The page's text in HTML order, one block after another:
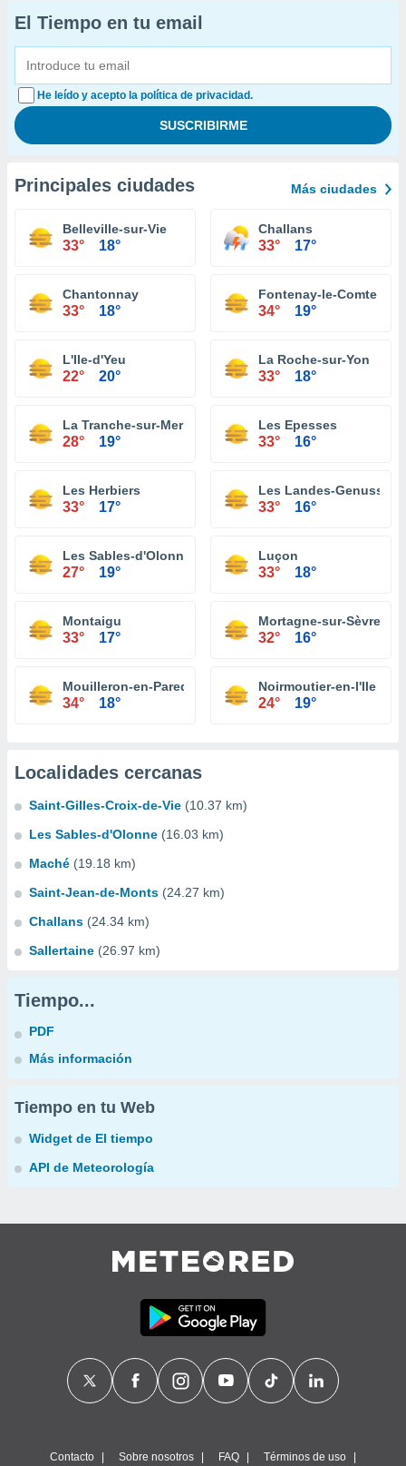
El Tiempo en tu email
He leído y acepto la política de privacidad.
Principales ciudades Más ciudades
Belleville-sur-Vie
33° 18°
Challans
33° 17°
Chantonnay
33° 18°
Fontenay-le-Comte
34° 19°
L'Ile-d'Yeu
22° 20°
La Roche-sur-Yon
33° 18°
La Tranche-sur-Mer
28° 19°
Les Epesses
33° 16°
Les Herbiers
33° 17°
Les Landes-Genusson
33° 16°
Les Sables-d'Olonne
27° 19°
Luçon
33° 18°
Montaigu
33° 17°
Mortagne-sur-Sèvre
32° 16°
Mouilleron-en-Pareds
34° 18°
Noirmoutier-en-l'Ile
24° 19°
Localidades cercanas
Saint-Gilles-Croix-de-Vie (10.37 km)
Les Sables-d'Olonne (16.03 km)
Maché (19.18 km)
Saint-Jean-de-Monts (24.27 km)
Challans (24.34 km)
Sallertaine (26.97 km)
Tiempo...
PDF
Más información
Tiempo en tu Web
Widget de El tiempo
API de Meteorología
Contacto Sobre nosotros FAQ Términos de uso